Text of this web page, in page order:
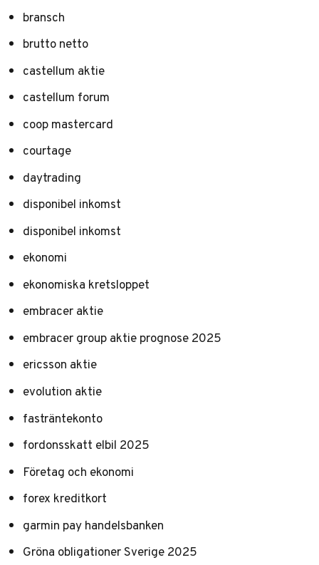
bransch
brutto netto
castellum aktie
castellum forum
coop mastercard
courtage
daytrading
disponibel inkomst
disponibel inkomst
ekonomi
ekonomiska kretsloppet
embracer aktie
embracer group aktie prognose 2025
ericsson aktie
evolution aktie
fasträntekonto
fordonsskatt elbil 2025
Företag och ekonomi
forex kreditkort
garmin pay handelsbanken
Gröna obligationer Sverige 2025